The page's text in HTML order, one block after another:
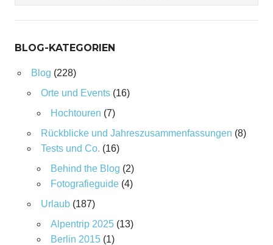
BLOG-KATEGORIEN
Blog (228)
Orte und Events(16)
Hochtouren (7)
Rückblicke und Jahreszusammenfassungen (8)
Tests und Co. (16)
Behind the Blog (2)
Fotografieguide(4)
Urlaub(187)
Alpentrip 2025(13)
Berlin 2015(1)